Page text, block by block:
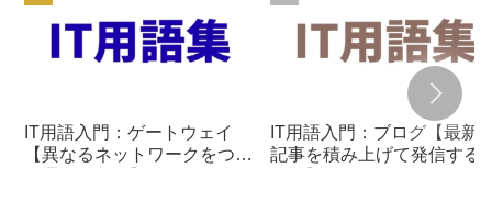
IT用語入門：ゲートウェイ
【異なるネットワークをつな
IT用語入門：ブログ【最新
記事を積み上げて発信する